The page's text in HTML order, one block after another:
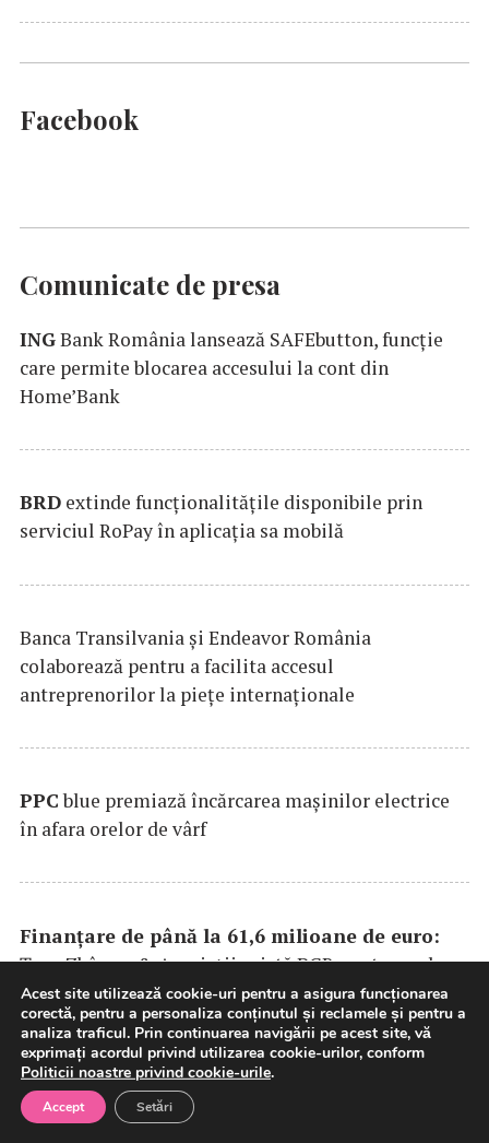
Facebook
Comunicate de presa
INGBank România lansează SAFEbutton, funcţie
care permite blocarea accesului la cont din
Home’Bank
BRD extinde funcţionalităţile disponibile prin
serviciul RoPay în aplicaţia sa mobilă
Banca Transilvania şi Endeavor România
colaborează pentru a facilita accesul
antreprenorilor la pieţe internaţionale
PPCblue premiază încărcarea maşinilor electrice
în afara orelor de vârf
Finanțare de până la 61,6 milioane de euro:
Țuca Zbârcea & Asociații asistă BCR, partenerul
bancar al primului parc eolian dezvoltat în
România de Electrocentrale Borzești
Andrei Bereandă se alătură Super în rolul de
Acest site utilizează cookie-uri pentru a asigura funcționarea
corectă, pentru a personaliza conținutul și reclamele și pentru a
analiza traficul. Prin continuarea navigării pe acest site, vă
exprimați acordul privind utilizarea cookie-urilor, conform
Politicii noastre privind cookie-urile.
Accept Setări